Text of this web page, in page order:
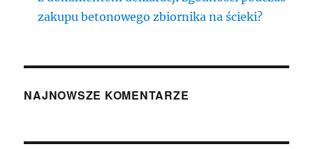
zakupu betonowego zbiornika na ścieki?
NAJNOWSZE KOMENTARZE